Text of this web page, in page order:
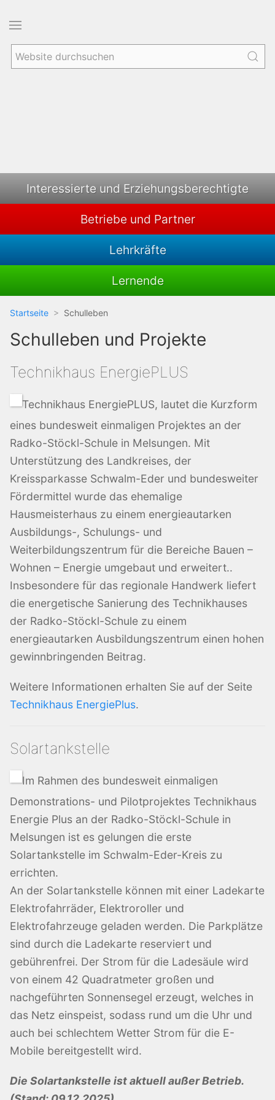
Interessierte und Erziehungsberechtigte
Betriebe und Partner
Lehrkräfte
Lernende
Startseite Schulleben
Schulleben und Projekte
Technikhaus EnergiePLUS
Technikhaus EnergiePLUS, lautet die Kurzform
eines bundesweit einmaligen Projektes an der
Radko-Stöckl-Schule in Melsungen. Mit
Unterstützung des Landkreises, der
Kreissparkasse Schwalm-Eder und bundesweiter
Fördermittel wurde das ehemalige
Hausmeisterhaus zu einem energieautarken
Ausbildungs-, Schulungs- und
Weiterbildungszentrum für die Bereiche Bauen –
Wohnen – Energie umgebaut und erweitert..
Insbesondere für das regionale Handwerk liefert
die energetische Sanierung des Technikhauses
der Radko-Stöckl-Schule zu einem
energieautarken Ausbildungszentrum einen hohen
gewinnbringenden Beitrag.
Weitere Informationen erhalten Sie auf der Seite
Technikhaus EnergiePlus.
Solartankstelle
Im Rahmen des bundesweit einmaligen
Demonstrations- und Pilotprojektes Technikhaus
Energie Plus an der Radko-Stöckl-Schule in
Melsungen ist es gelungen die erste
Solartankstelle im Schwalm-Eder-Kreis zu
errichten.
An der Solartankstelle können mit einer Ladekarte
Elektrofahrräder, Elektroroller und
Elektrofahrzeuge geladen werden. Die Parkplätze
sind durch die Ladekarte reserviert und
gebührenfrei. Der Strom für die Ladesäule wird
von einem 42 Quadratmeter großen und
nachgeführten Sonnensegel erzeugt, welches in
das Netz einspeist, sodass rund um die Uhr und
auch bei schlechtem Wetter Strom für die E-
Mobile bereitgestellt wird.
Die Solartankstelle ist aktuell außer Betrieb.